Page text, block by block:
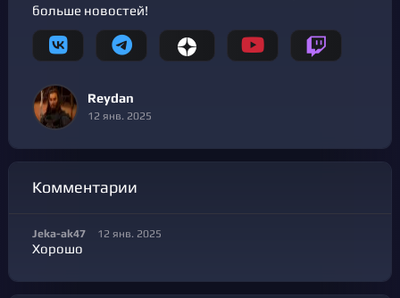
больше новостей!
Reydan
12 янв. 2025
Комментарии
Jeka-ak47 12 янв. 2025
Хорошо